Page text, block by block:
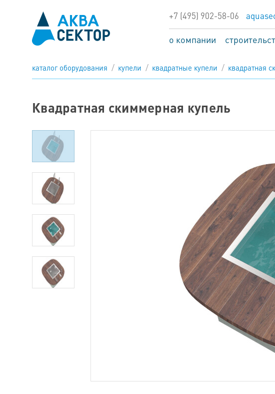
+7 (495) 902-58-06
о компании
каталог оборудования купели квадратные купели квадратная
Квадратная скиммерная купель